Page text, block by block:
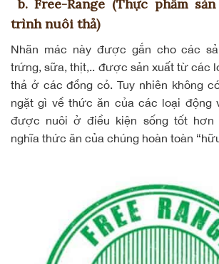
b. Free-Range (Thực phẩm
trình nuôi thả)
Nhãn mác này được gắn cho các
trứng, sữa, thịt,.. được sản xuất từ các
thả ở các đồng cỏ. Tuy nhiên không
ngặt gì về thức ăn của các loại động
được nuôi ở điều kiện sống tốt hơn
nghĩa thức ăn của chúng hoàn toàn